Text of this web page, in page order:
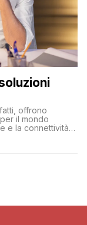
offrono
il mondo
e la connettività